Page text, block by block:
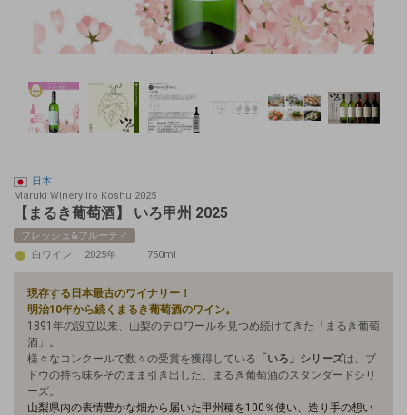
日本
Maruki Winery Iro Koshu 2025
【まるき葡萄酒】 いろ甲州 2025
フレッシュ&フルーティ
白ワイン
2025年 750ml
現存する日本最古のワイナリー！
明治10年から続くまるき葡萄酒のワイン。
1891年の設立以来、山梨のテロワールを見つめ続けてきた「まるき葡萄
酒」。
様々なコンクールで数々の受賞を獲得している 「いろ」シリーズは、ブ
ドウの持ち味をそのまま引き出した、まるき葡萄酒のスタンダードシリ
ーズ。
山梨県内の表情豊かな畑から届いた甲州種を100％使い、造り手の想い